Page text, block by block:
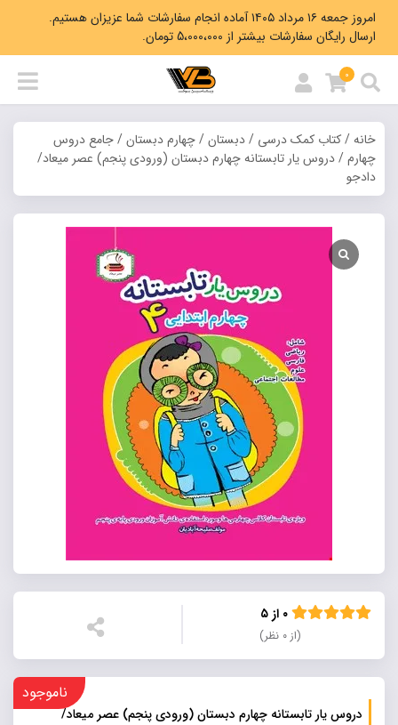
امروز جمعه ۱۶ مرداد ۱۴۰۵ آماده انجام سفارشات شما عزیزان هستیم.
ارسال رایگان سفارشات بیشتر از 5،000،000 تومان.
0
خانه/کتاب کمک درسی /دبستان/چهارم دبستان/جامع دروس
چهارم/ دروس یار تابستانه چهارم دبستان (ورودی پنجم) عصر میعاد/
دادجو
(از ۰ نظر)
دروس یار تابستانه چهارم دبستان (ورودی پنجم) عصر میعاد/
ناموجود